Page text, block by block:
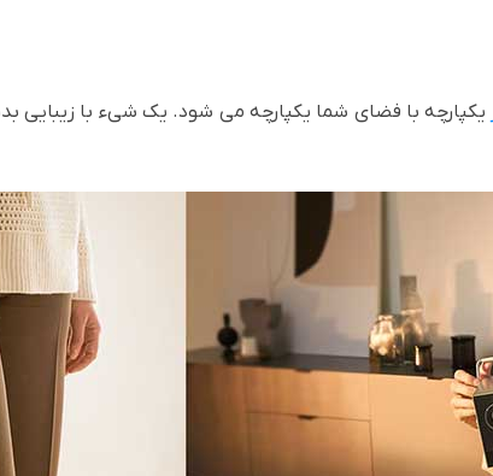
یکپارچه با فضای شما یکپارچه می شود. یک شیء با زیبایی